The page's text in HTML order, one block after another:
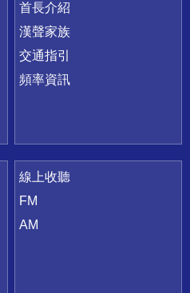
首長介紹
漢聲家族
交通指引
頻率資訊
線上收聽
FM
AM